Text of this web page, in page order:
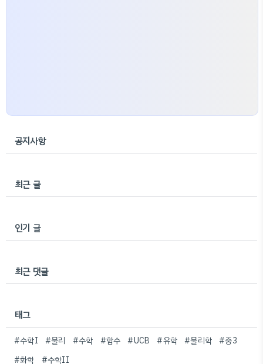
공지사항
최근 글
인기 글
최근 댓글
태그
#수학I #물리 #수학 #함수 #UCB #유학 #물리학 #중3
#화학
#수학II